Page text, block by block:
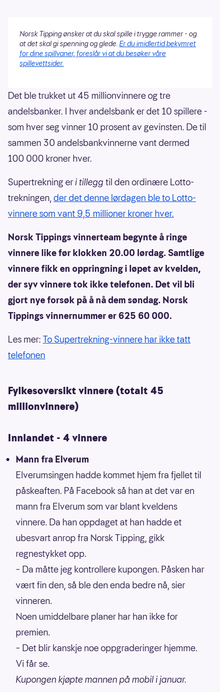
Norsk Tipping ønsker at du skal spille i trygge rammer - og
at det skal gi spenning og glede. Er du imidlertid bekymret
for dine spillvaner, foreslår vi at du besøker våre
spillevettsider.
Det ble trukket ut 45 millionvinnere og tre
andelsbanker. I hver andelsbank er det 10 spillere -
som hver seg vinner 10 prosent av gevinsten. De til
sammen 30 andelsbankvinnerne vant dermed
100 000 kroner hver.
Supertrekning eri tillegg til den ordinære Lotto-
trekningen, der det denne lørdagen ble to Lotto-
vinnere som vant 9,5 millioner kroner hver.
Norsk Tippings vinnerteam begynte å ringe
vinnere like før klokken 20.00 lørdag. Samtlige
vinnere fikk en oppringning i løpet av kvelden,
der syv vinnere tok ikke telefonen. Det vil bli
gjort nye forsøk på å nå dem søndag. Norsk
Tippings vinnernummer er 625 60 000.
Les mer: To Supertrekning-vinnere har ikke tatt
telefonen
Fylkesoversikt vinnere (totalt 45
millionvinnere)
Innlandet - 4 vinnere
Mann fra Elverum
Elverumsingen hadde kommet hjem fra fjellet til
påskeaften. På Facebook så han at det var en
mann fra Elverum som var blant kveldens
vinnere. Da han oppdaget at han hadde et
ubesvart anrop fra Norsk Tipping, gikk
regnestykket opp.
– Da måtte jeg kontrollere kupongen. Påsken har
vært fin den, så ble den enda bedre nå, sier
vinneren.
Noen umiddelbare planer har han ikke for
premien.
– Det blir kanskje noe oppgraderinger hjemme.
Vi får se.
Kupongen kjøpte mannen på mobil i januar.